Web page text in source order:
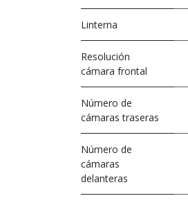
Linterna
Resolución
cámara frontal
Número de
cámaras traseras
Número de
cámaras
delanteras